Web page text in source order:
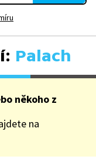
Palach
někoho z
na